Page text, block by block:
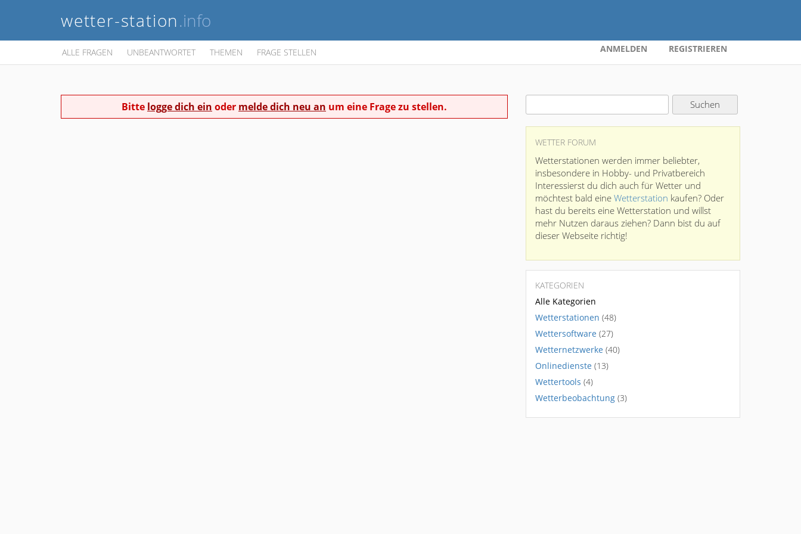
wetter-station.info
ALLE FRAGEN UNBEANTWORTET THEMEN FRAGE STELLEN ANMELDEN REGISTRIEREN
Bitte logge dich ein oder melde dich neu an um eine Frage zu stellen.
WETTER FORUM
Wetterstationen werden immer beliebter,
insbesondere in Hobby- und Privatbereich
Interessierst du dich auch für Wetter und
möchtest bald eine Wetterstation kaufen? Oder
hast du bereits eine Wetterstation und willst
mehr Nutzen daraus ziehen? Dann bist du auf
dieser Webseite richtig!
KATEGORIEN
Alle Kategorien
Wetterstationen (48)
Wettersoftware (27)
Wetternetzwerke (40)
Onlinedienste (13)
Wettertools (4)
Wetterbeobachtung (3)